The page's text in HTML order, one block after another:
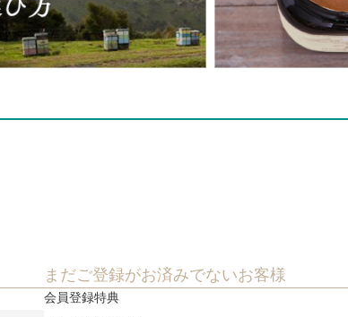
まだご登録がお済みでないお客様
会員登録特典